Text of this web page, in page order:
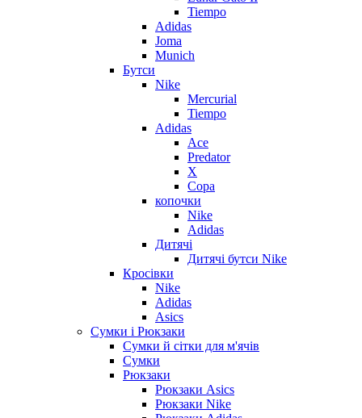
Tiempo
Adidas
Joma
Munich
Бутси
Nike
Mercurial
Tiempo
Adidas
Ace
Predator
X
Copa
копочки
Nike
Adidas
Дитячі
Дитячі бутси Nike
Кросівки
Nike
Adidas
Asics
Сумки і Рюкзаки
Сумки й сітки для м'ячів
Сумки
Рюкзаки
Рюкзаки Asics
Рюкзаки Nike